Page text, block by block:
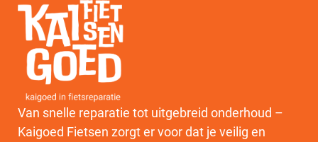
Van snelle reparatie tot uitgebreid onderhoud –
Kaigoed Fietsen zorgt er voor dat je veilig en